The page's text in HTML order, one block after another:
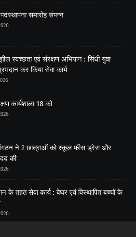
समारोह संपन्न
स्वच्छता एवं संरक्षण अभियान : सिंधी युवा
कर किया सेवा कार्य
कार्यशाला 18 को
ने 2 छात्राओं को स्कूल फीस ड्रेस और
की
के तहत सेवा कार्य : बेघर एवं विस्थापित बच्चों के